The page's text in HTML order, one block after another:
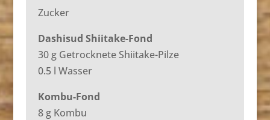
Zucker
Dashisud Shiitake-Fond
30 g Getrocknete Shiitake-Pilze
0.5 l Wasser
Kombu-Fond
8 g Kombu